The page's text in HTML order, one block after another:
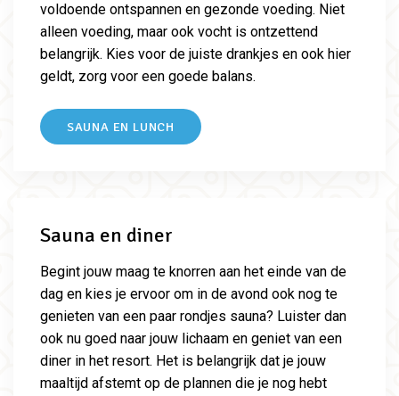
voldoende ontspannen en gezonde voeding. Niet
alleen voeding, maar ook vocht is ontzettend
belangrijk. Kies voor de juiste drankjes en ook hier
geldt, zorg voor een goede balans.
SAUNA EN LUNCH
Sauna en diner
Begint jouw maag te knorren aan het einde van de
dag en kies je ervoor om in de avond ook nog te
genieten van een paar rondjes sauna? Luister dan
ook nu goed naar jouw lichaam en geniet van een
diner in het resort. Het is belangrijk dat je jouw
maaltijd afstemt op de plannen die je nog hebt